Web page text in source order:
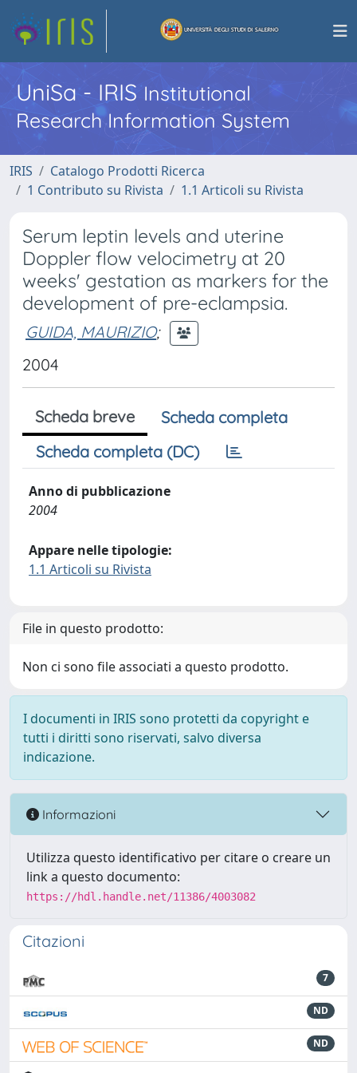
UniSa - IRISInstitutional
Research Information System
IRIS
Catalogo Prodotti Ricerca
1 Contributo su Rivista
1.1 Articoli su Rivista
Serum leptin levels and uterine
Doppler flow velocimetry at 20
weeks' gestation as markers for the
development of pre-eclampsia.
GUIDA, MAURIZIO;
2004
Scheda breve
Scheda completa
Scheda completa (DC)
Anno di pubblicazione
2004
Appare nelle tipologie:
1.1 Articoli su Rivista
File in questo prodotto:
Non ci sono file associati a questo prodotto.
I documenti in IRIS sono protetti da copyright e
tutti i diritti sono riservati, salvo diversa
indicazione.
Informazioni
Utilizza questo identificativo per citare o creare un
link a questo documento:
https://hdl.handle.net/11386/4003082
Citazioni
7
ND
ND